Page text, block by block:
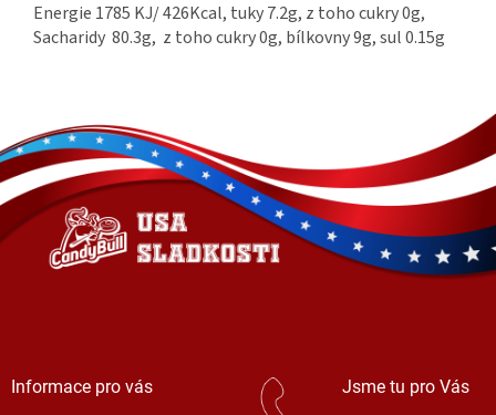
Energie 1785 KJ/ 426Kcal, tuky 7.2g, z toho cukry 0g,
Sacharidy 80.3g, z toho cukry 0g, bílkovny 9g, sul 0.15g
á
p
a
í
Informace pro vás Jsme tu pro Vás